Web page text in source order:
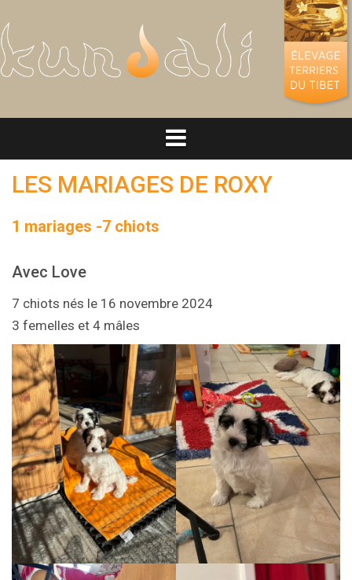
au
contenu
LES MARIAGES DE ROXY
1 mariages -7 chiots
Avec Love
7 chiots nés le 16 novembre 2024
3 femelles et 4 mâles